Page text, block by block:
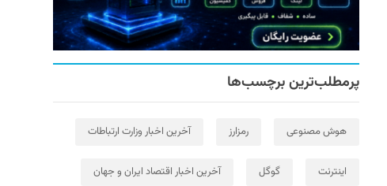
پرمطلب‌ترین برچسب‌ها
هوش مصنوعی رمزارز آخرین اخبار وزارت ارتباطات
اینترنت گوگل آخرین اخبار اقتصاد ایران و جهان